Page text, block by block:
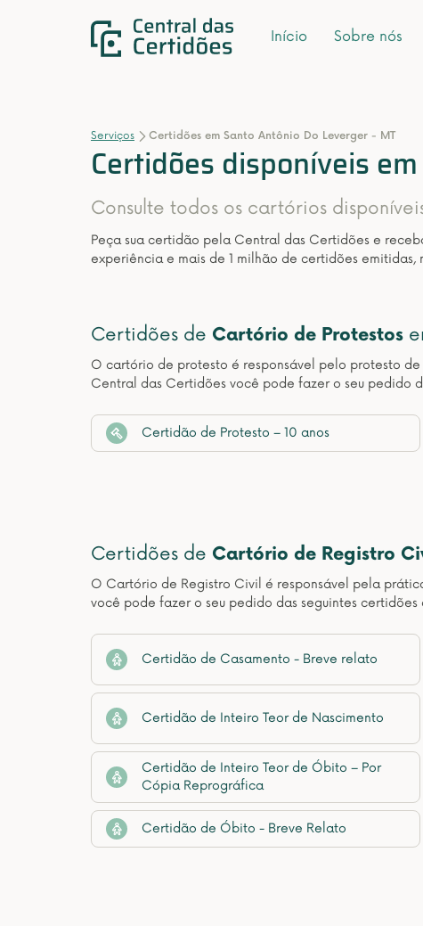
Início Sobre nós
Serviços Certidões em Santo Antônio Do Leverger - MT
Certidões disponíveis
Consulte todos os cartórios
Peça sua certidão pela Central das Certidões e
experiência e mais de 1 milhão de certidões
Certidões de Cartório de Protestos
O cartório de protesto é responsável pelo protesto de
Central das Certidões você pode fazer o seu pedido
Certidão de Protesto – 10 anos
Certidões de Cartório de Registro
O Cartório de Registro Civil é responsável pela
você pode fazer o seu pedido das seguintes
Certidão de Casamento - Breve relato
Certidão de Inteiro Teor de Nascimento
Certidão de Inteiro Teor de Óbito – Por
Cópia Reprográfica
Certidão de Óbito - Breve Relato